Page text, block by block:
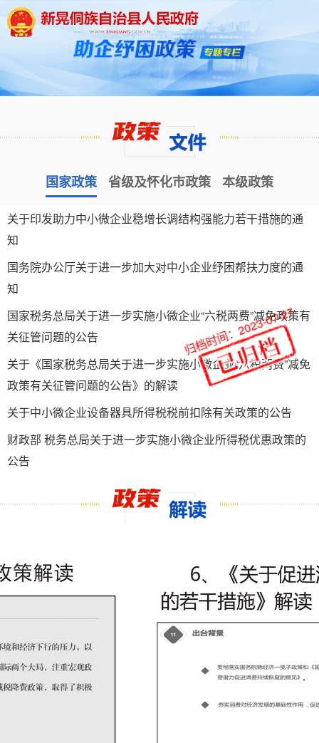
国家政策 省级及怀化市政策 本级政策
关于印发助力中小微企业稳增长调结构强能力若干措施的通
知
国务院办公厅关于进一步加大对中小企业纾困帮扶力度的通
知
国家税务总局关于进一步实施小微企业“六税两费”减免政策有
关征管问题的公告
关于《国家税务总局关于进一步实施小微企业“六税两费”减免
政策有关征管问题的公告》的解读
关于中小微企业设备器具所得税税前扣除有关政策的公告
财政部 税务总局关于进一步实施小微企业所得税优惠政策的
公告
归档时间：2023-07-27